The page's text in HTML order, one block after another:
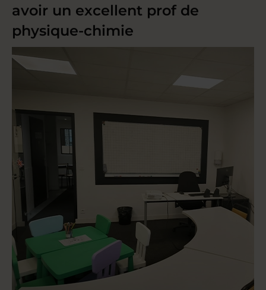
avoir un excellent prof de
physique-chimie